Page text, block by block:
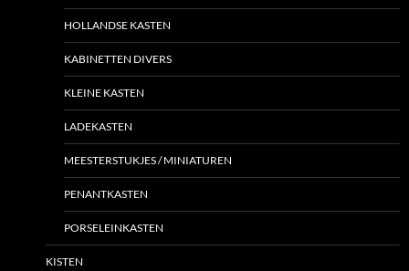
HOLLANDSE KASTEN
KABINETTEN DIVERS
KLEINE KASTEN
LADEKASTEN
MEESTERSTUKJES / MINIATUREN
PENANTKASTEN
PORSELEINKASTEN
KISTEN